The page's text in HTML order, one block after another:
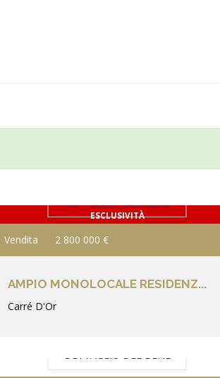
ESCLUSIVITÀ
DETTAGLIO DEL BENE
Vendita 2 800 000 €
AMPIO MONOLOCALE RESIDENZ...
Carré D'Or
DETTAGLIO DEL BENE